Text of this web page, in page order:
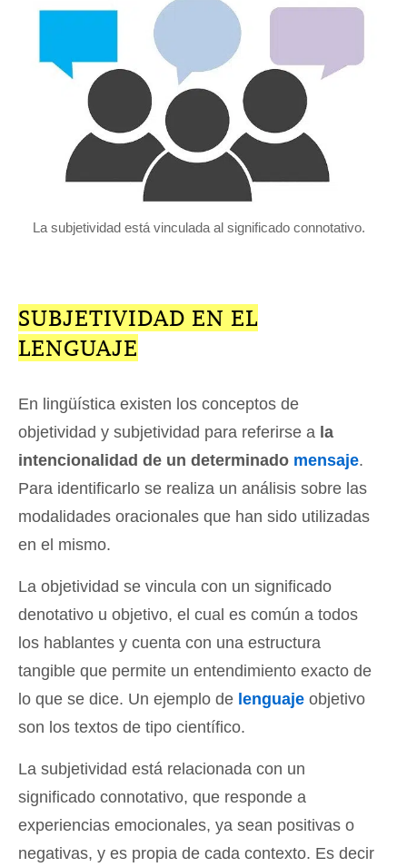
La subjetividad está vinculada al significado connotativo.
SUBJETIVIDAD EN EL
LENGUAJE
En lingüística existen los conceptos de
objetividad y subjetividad para referirse a la
intencionalidad de un determinado mensaje.
Para identificarlo se realiza un análisis sobre las
modalidades oracionales que han sido utilizadas
en el mismo.
La objetividad se vincula con un significado
denotativo u objetivo, el cual es común a todos
los hablantes y cuenta con una estructura
tangible que permite un entendimiento exacto de
lo que se dice. Un ejemplo de lenguaje objetivo
son los textos de tipo científico.
La subjetividad está relacionada con un
significado connotativo, que responde a
experiencias emocionales, ya sean positivas o
negativas, y es propia de cada contexto. Es decir